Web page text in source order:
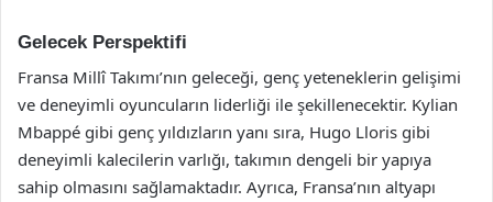
Gelecek Perspektifi
Fransa Millî Takımı’nın geleceği, genç yeteneklerin gelişimi
ve deneyimli oyuncuların liderliği ile şekillenecektir. Kylian
Mbappé gibi genç yıldızların yanı sıra, Hugo Lloris gibi
deneyimli kalecilerin varlığı, takımın dengeli bir yapıya
sahip olmasını sağlamaktadır. Ayrıca, Fransa’nın altyapı